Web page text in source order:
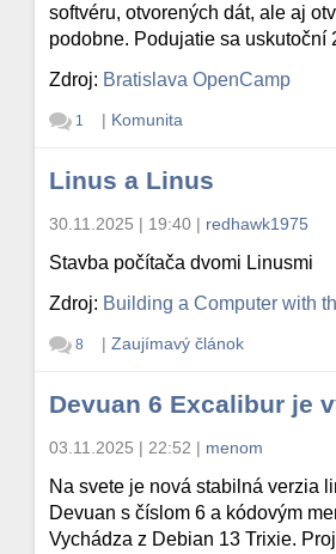
softvéru, otvorených dát, ale aj
podobne. Podujatie sa uskutoční
Zdroj: Bratislava OpenCamp
1 | Komunita
Linus a Linus
30.11.2025 | 19:40 | redhawk1975
Stavba počítača dvomi Linusmi
Zdroj: Building a Computer with
8 | Zaujímavý článok
Devuan 6 Excalibur je
03.11.2025 | 22:52 | menom
Na svete je nová stabilná verzia
Devuan s číslom 6 a kódovým
Vychádza z Debian 13 Trixie.